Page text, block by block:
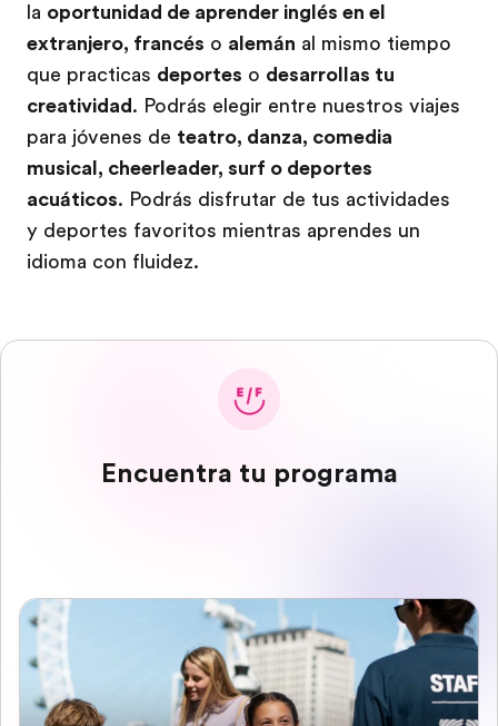
la oportunidad de aprender inglés en el
extranjero, francés o alemán al mismo tiempo
que practicas deportes o desarrollas tu
creatividad . Podrás elegir entre nuestros viajes
para jóvenes de teatro, danza, comedia
musical, cheerleader, surf o deportes
acuáticos. Podrás disfrutar de tus actividades
y deportes favoritos mientras aprendes un
idioma con fluidez.
Encuentra tu programa